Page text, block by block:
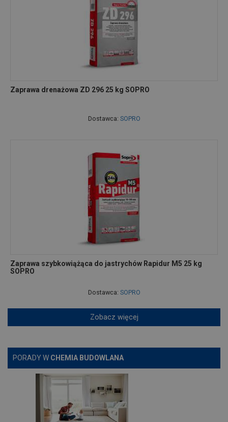
Zaprawa drenażowa ZD 296 25 kg SOPRO
Dostawca: SOPRO
Zaprawa szybkowiążąca do jastrychów Rapidur M5 25 kg
SOPRO
Dostawca: SOPRO
Zobacz więcej
PORADY W CHEMIA BUDOWLANA